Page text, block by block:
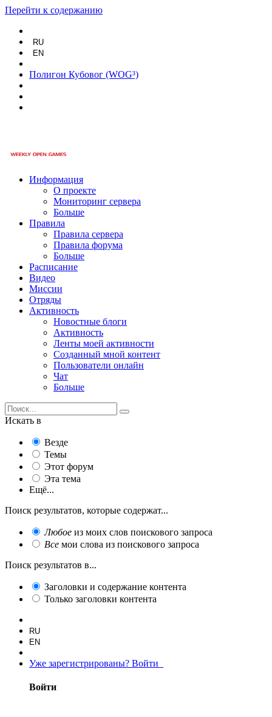
Перейти к содержанию
RU
EN
Полигон Кубовог (WOG³)
Информация
О проекте
Мониторинг сервера
Больше
Правила
Правила сервера
Правила форума
Больше
Расписание
Видео
Миссии
Отряды
Активность
Новостные блоги
Активность
Ленты моей активности
Созданный мной контент
Пользователи онлайн
Чат
Больше
Искать в
Везде
Темы
Этот форум
Эта тема
Ещё...
Поиск результатов, которые содержат...
Любое из моих слов поискового запроса
Все мои слова из поискового запроса
Поиск результатов в...
Заголовки и содержание контента
Только заголовки контента
RU
EN
Уже зарегистрированы? Войти
Войти